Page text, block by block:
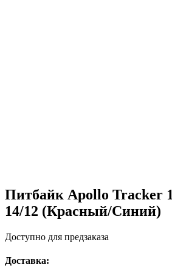
Питбайк Apollo Tracker
14/12 (Красный/Cиний)
Доступно для предзаказа
Доставка: